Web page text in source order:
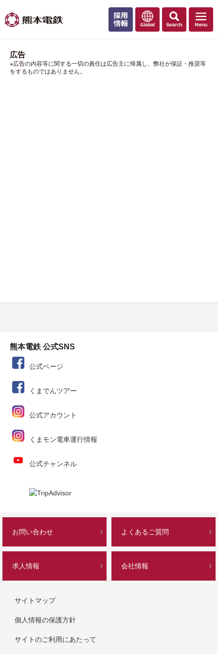
広告
※広告の内容等に関する一切の責任は広告主に帰属し、弊社が保証・推奨等
をするものではありません。
熊本電鉄 公式SNS
公式ページ
くまでんツアー
公式アカウント
くまモン電車運行情報
公式チャンネル
お問い合わせ よくあるご質問
求人情報 会社情報
サイトマップ
個人情報の保護方針
サイトのご利用にあたって